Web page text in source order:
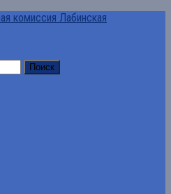
комиссия Лабинская